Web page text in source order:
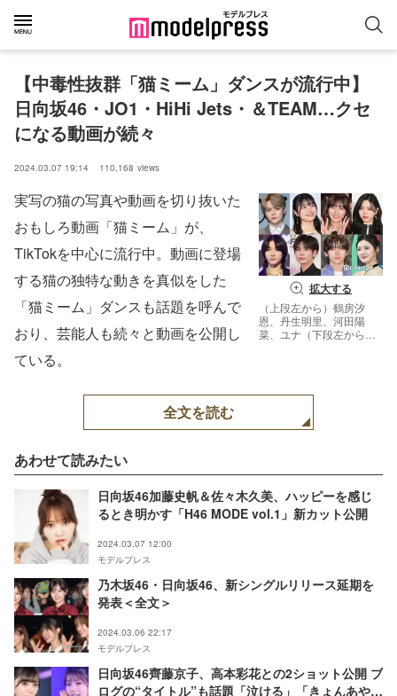
【中毒性抜群「猫ミーム」ダンスが流行中】
日向坂46・JO1・HiHi Jets・＆TEAM…クセ
になる動画が続々
2024.03.07 19:14 110,168 views
拡大する
（上段左から）鶴房汐
恩、丹生明里、河田陽
菜、ユナ（下段左から）
実写の猫の写真や動画を切り抜いた
おもしろ動画「猫ミーム」が、
TikTokを中心に流行中。動画に登場
する猫の独特な動きを真似をした
「猫ミーム」ダンスも話題を呼んで
おり、芸能人も続々と動画を公開し
ている。
全文を読む
あわせて読みたい
日向坂46加藤史帆＆佐々木久美、ハッピーを感じ
るとき明かす「H46 MODE vol.1」新カット公開
2024.03.07 12:00
モデルプレス
乃木坂46・日向坂46、新シングルリリース延期を
発表＜全文＞
2024.03.06 22:17
モデルプレス
日向坂46齊藤京子、高本彩花との2ショット公開 ブ
ログの“タイトル”も話題「泣ける」「きょんあやは